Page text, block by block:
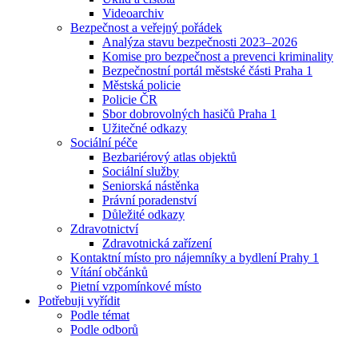
Videoarchiv
Bezpečnost a veřejný pořádek
Analýza stavu bezpečnosti 2023–2026
Komise pro bezpečnost a prevenci kriminality
Bezpečnostní portál městské části Praha 1
Městská policie
Policie ČR
Sbor dobrovolných hasičů Praha 1
Užitečné odkazy
Sociální péče
Bezbariérový atlas objektů
Sociální služby
Seniorská nástěnka
Právní poradenství
Důležité odkazy
Zdravotnictví
Zdravotnická zařízení
Kontaktní místo pro nájemníky a bydlení Prahy 1
Vítání občánků
Pietní vzpomínkové místo
Potřebuji vyřídit
Podle témat
Podle odborů